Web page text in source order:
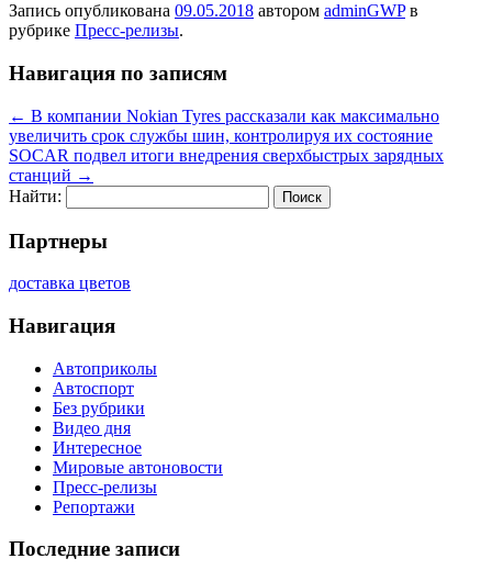
Запись опубликована 09.05.2018 автором adminGWPв
рубрике Пресс-релизы.
Навигация по записям
← В компании Nokian Tyres рассказали как максимально
увеличить срок службы шин, контролируя их состояние
SOCAR подвел итоги внедрения сверхбыстрых зарядных
станций →
Найти:
Партнеры
доставка цветов
Навигация
Автоприколы
Автоспорт
Без рубрики
Видео дня
Интересное
Мировые автоновости
Пресс-релизы
Репортажи
Последние записи